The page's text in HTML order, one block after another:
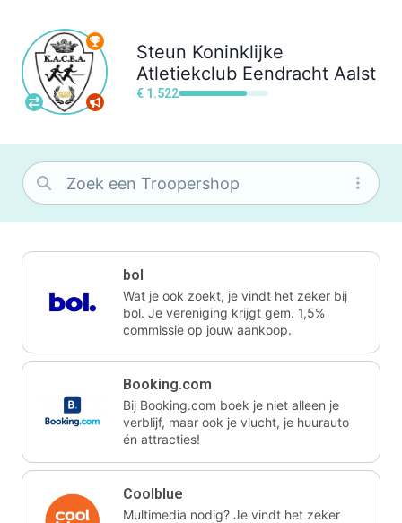
Steun Koninklijke
Atletiekclub Eendracht Aalst
€ 1.522
bol
Wat je ook zoekt, je vindt het zeker bij
bol. Je vereniging krijgt gem. 1,5%
commissie op jouw aankoop.
Booking.com
Bij Booking.com boek je niet alleen je
verblijf, maar ook je vlucht, je huurauto
én attracties!
Coolblue
Multimedia nodig? Je vindt het zeker